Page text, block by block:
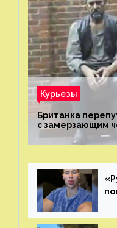
Курьезы
Британка
с замерзающим
о помощи